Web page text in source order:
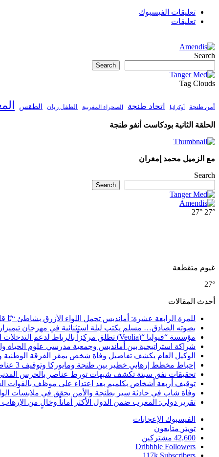
تعليقات الفيسبوك
تعليقات
Search
Search
Tag Clouds
أمن طنجة أوكرانيا اتحاد طنجة الصحراء المغربية الطفل ريان الطقس
الحلقة الثانية بودكاست أنفو طنجة
مع الزميل محمد إمغران
Search
Search
27°
27°
غيوم متقطعة
27°
أحدث المقالات
للمرة الرابعة عشرة: أمانديس تحمل اللواء الأزرق بشاطئ “بّا
بصوته الصادق… مسلم يكتب ليلة استثنائية في مهرجان
مؤسسة “فيوليا “(Veolia) تطلق مركزاً بالرباط لدعم التدخلات الإنسانية في إفريقيا والشرق الأدنى والشرق الأوسط
شراكة استراتيجية بين أمانديس وجمعية مدرسي علوم الحياة
الوكيل العام يكشف تفاصيل وفاة شخص بمقر الفرقة
إحباط مخطط إرهابي خطير بين طنجة ومايوركا وتوقيف 3 عناصر
تحقيقات نفق سبتة تكشف شبهات تورط عناصر بالحرس
توقيف أربعة أشخاص بكلميم بعد اعتداء على موظف بالقوات
وفاة شاب في حادثة سير بطنجة والأمن يحقق في ملابسات
تقرير دولي: المغرب ضمن الدول الأكثر أماناً وخالٍ من الإرهاب منذ
الفيسبوك الإعجابات
تويتر متابعون
42,600 مشتركين
Dribbble Followers